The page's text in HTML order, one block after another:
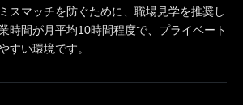
スマッチを防ぐために、職場見学を推奨し
時間が月平均10時間程度で、プライベート
すい環境です。